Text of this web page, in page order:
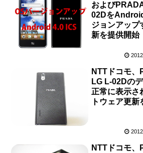
および
02Dを
ジョンアップ
新を提供開始
NTTドコモ
LG L-02Dの
正常に表示さ
トウェア更
NTTドコモ